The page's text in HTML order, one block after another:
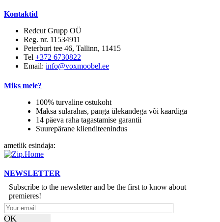
Kontaktid
Redcut Grupp OÜ
Reg. nr. 11534911
Peterburi tee 46, Tallinn, 11415
Tel +372 6730822
Email: info@voxmoobel.ee
Miks meie?
100% turvaline ostukoht
Maksa sularahas, panga ülekandega või kaardiga
14 päeva raha tagastamise garantii
Suurepärane klienditeenindus
ametlik esindaja:
NEWSLETTER
Subscribe to the newsletter and be the first to know about
premieres!
OK